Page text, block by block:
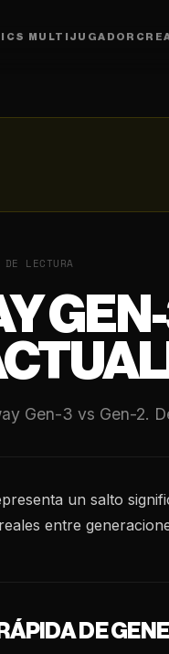
MULTIJUGADOR
LECTURA
Gen-3 vs Gen-2.
un salto
entre
DE